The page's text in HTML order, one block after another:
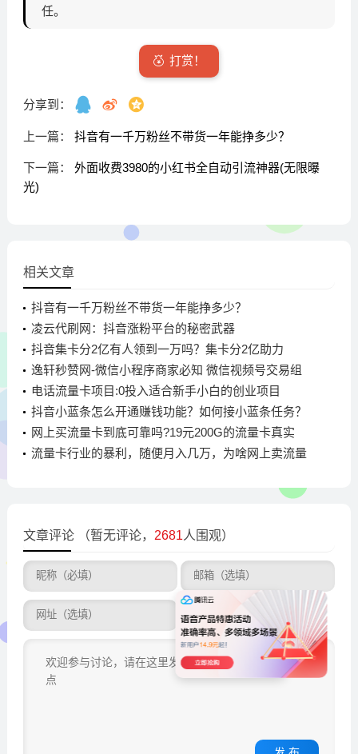
任。
打赏！
分享到：
上一篇： 抖音有一千万粉丝不带货一年能挣多少？
下一篇： 外面收费3980的小红书全自动引流神器(无限曝
光)
相关文章
抖音有一千万粉丝不带货一年能挣多少？
凌云代刷网：抖音涨粉平台的秘密武器
抖音集卡分2亿有人领到一万吗？集卡分2亿助力
逸轩秒赞网-微信小程序商家必知 微信视频号交易组
件指南
电话流量卡项目:0投入适合新手小白的创业项目
抖音小蓝条怎么开通赚钱功能？如何接小蓝条任务？
网上买流量卡到底可靠吗?19元200G的流量卡真实
吗?
流量卡行业的暴利，随便月入几万，为啥网上卖流量
文章评论 （暂无评论， 2681人围观）